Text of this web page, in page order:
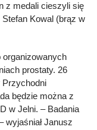
z medali cieszyli się
Kowal (brąz w
organizowanych
prostaty. 26
Przychodni
będzie można z
w Jelni. – Badania
wyjaśniał Janusz